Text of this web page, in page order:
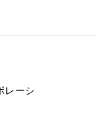
ーシ